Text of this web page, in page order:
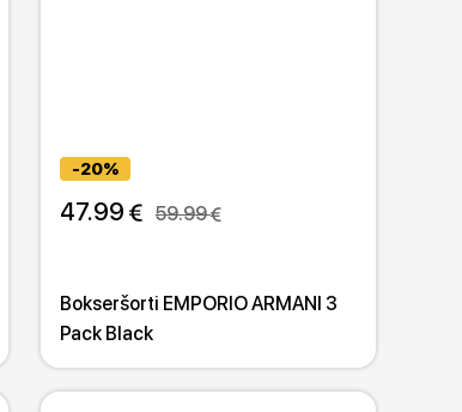
-20%
47.99 59.99
Bokseršorti EMPORIO ARMANI 3
Pack Black